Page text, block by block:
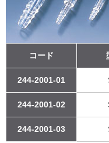
コード
244-2001-01
244-2001-02
244-2001-03